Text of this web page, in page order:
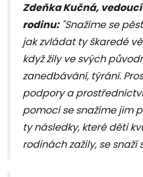
Zdeňka Kučná, vedoucí
rodinu:"Snažíme se
jak zvládat ty škaredé
když žily ve svých
zanedbávání, týrání.
podpory a
pomoci se snažíme jim
ty následky, které děti
rodinách zažily, se